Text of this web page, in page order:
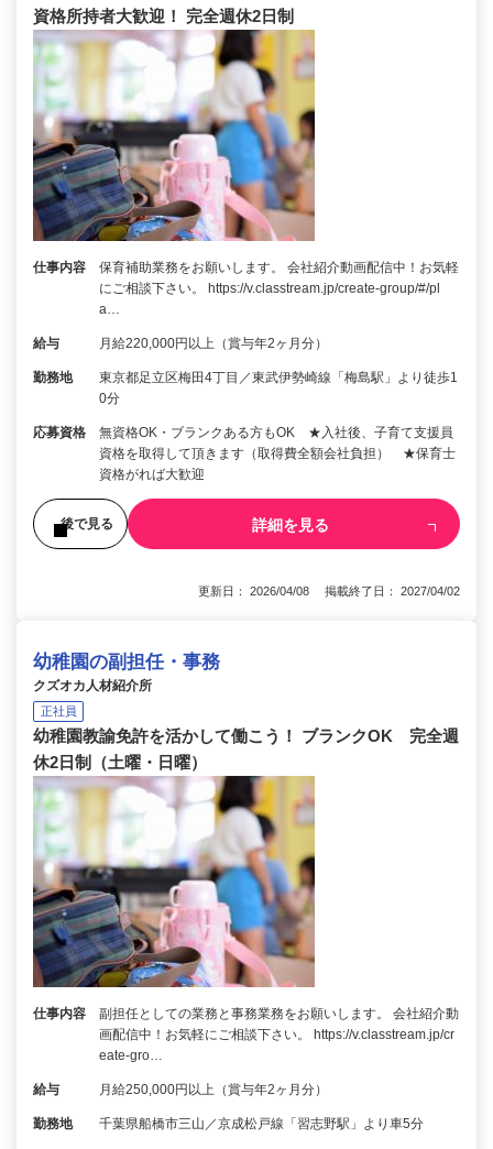
資格所持者大歓迎！ 完全週休2日制
仕事内容
保育補助業務をお願いします。 会社紹介動画配信中！お気軽
にご相談下さい。 https://v.classtream.jp/create-group/#/pl
a…
給与 月給220,000円以上（賞与年2ヶ月分）
勤務地
東京都足立区梅田4丁目／東武伊勢崎線「梅島駅」より徒歩1
0分
応募資格
無資格OK・ブランクある方もOK ★入社後、子育て支援員
資格を取得して頂きます（取得費全額会社負担） ★保育士
資格がれば大歓迎
後で見る 詳細を見る
更新日： 2026/04/08 掲載終了日： 2027/04/02
幼稚園の副担任・事務
クズオカ人材紹介所
正社員
幼稚園教諭免許を活かして働こう！ ブランクOK 完全週
休2日制（土曜・日曜）
仕事内容
副担任としての業務と事務業務をお願いします。 会社紹介動
画配信中！お気軽にご相談下さい。 https://v.classtream.jp/cr
eate-gro…
給与 月給250,000円以上（賞与年2ヶ月分）
勤務地 千葉県船橋市三山／京成松戸線「習志野駅」より車5分